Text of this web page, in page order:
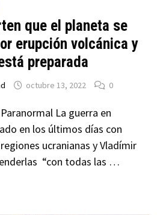
que el planeta se
erupción volcánica y
preparada
octubre 13, 2022 0
La guerra en
en los últimos días con
ucranianas y Vladímir
“con todas las …